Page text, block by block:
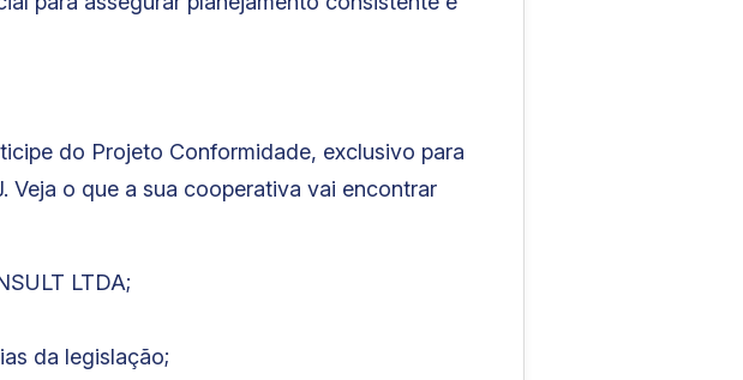
do Projeto Conformidade, exclusivo para
Veja o que a sua cooperativa vai encontrar
LTDA;
da legislação;